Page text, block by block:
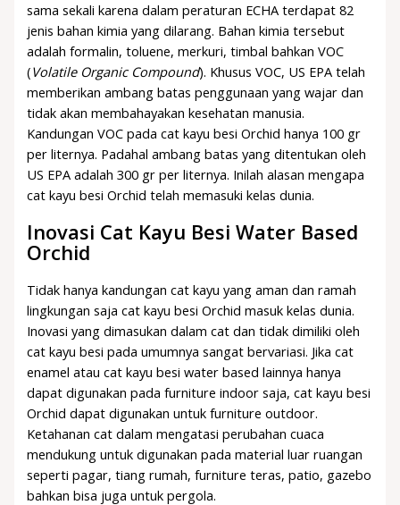
sama sekali karena dalam peraturan ECHA terdapat 82
jenis bahan kimia yang dilarang. Bahan kimia tersebut
adalah formalin, toluene, merkuri, timbal bahkan VOC
(Volatile Organic Compound). Khusus VOC, US EPA telah
memberikan ambang batas penggunaan yang wajar dan
tidak akan membahayakan kesehatan manusia.
Kandungan VOC pada cat kayu besi Orchid hanya 100 gr
per liternya. Padahal ambang batas yang ditentukan oleh
US EPA adalah 300 gr per liternya. Inilah alasan mengapa
cat kayu besi Orchid telah memasuki kelas dunia.
Inovasi Cat Kayu Besi Water Based
Orchid
Tidak hanya kandungan cat kayu yang aman dan ramah
lingkungan saja cat kayu besi Orchid masuk kelas dunia.
Inovasi yang dimasukan dalam cat dan tidak dimiliki oleh
cat kayu besi pada umumnya sangat bervariasi. Jika cat
enamel atau cat kayu besi water based lainnya hanya
dapat digunakan pada furniture indoor saja, cat kayu besi
Orchid dapat digunakan untuk furniture outdoor.
Ketahanan cat dalam mengatasi perubahan cuaca
mendukung untuk digunakan pada material luar ruangan
seperti pagar, tiang rumah, furniture teras, patio, gazebo
bahkan bisa juga untuk pergola.